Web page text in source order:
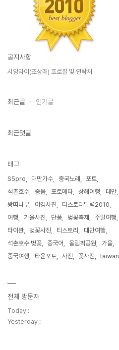
공지사항
시앙라이(조상래) 프로필 및 연락처
최근글 인기글
최근댓글
태그
S5pro 대만가수 중국노래
포토
석촌호수
중음 포토메타 상해여행
대만
왕따나무
야경사진
티스토리달력2010
여행
가을사진 단풍 벚꽃축제
주말여행
타이완
벚꽃사진 티스토리
대만여행
석촌호수 벚꽃
중국어 올림픽공원
가을
중국여행
타운포토 사진 꽃사진 taiwan
전체 방문자
Today :
Yesterday :